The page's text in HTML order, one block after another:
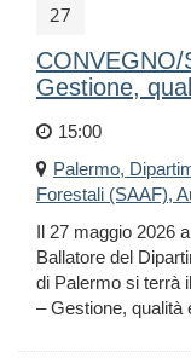
27
Gestione,
15:00
Palermo,
Forestali (SAAF),
Il 27 maggio 2026
Ballatore del
di Palermo si terrà
– Gestione, qualità